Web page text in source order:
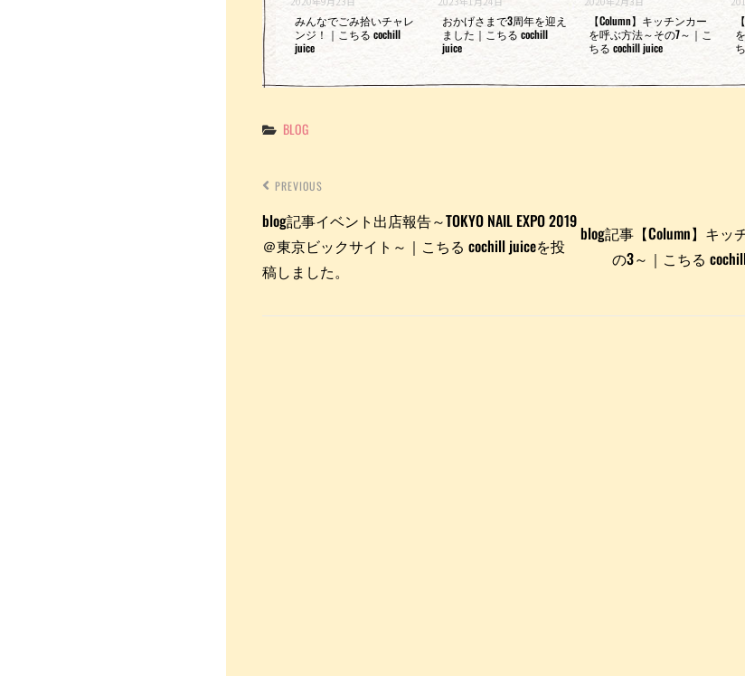
みんなでごみ拾いチャレ
ンジ！｜こちる cochill
juice
おかげさまで3周年を迎え
ました｜こちる cochill
juice
【Column】キッチンカー
を呼ぶ方法～その7～｜こ
ちる cochill juice
Categories
BLOG
PREVIOUS
blog記事イベント出店報告～TOKYO NAIL EXPO 2019
＠東京ビックサイト～｜こちる cochill juiceを投
稿しました。
blog記事【Column】キ
の3～｜こちる